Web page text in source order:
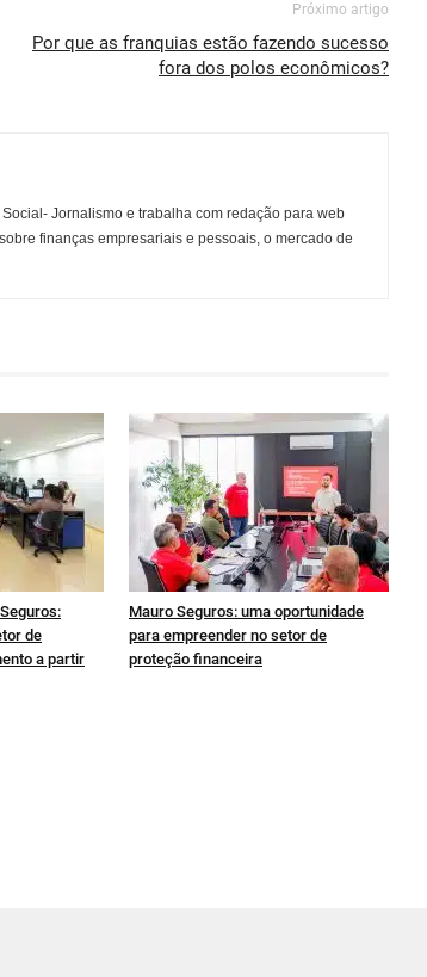
Próximo artigo
Por que as franquias estão fazendo sucesso
fora dos polos econômicos?
Jornalismo e trabalha com redação para web
finanças empresariais e pessoais, o mercado de
de
a partir
Mauro Seguros: uma oportunidade
para empreender no setor de
proteção financeira